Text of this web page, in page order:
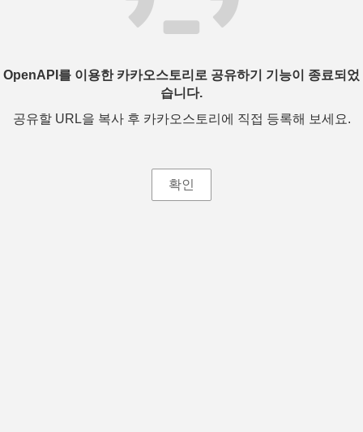
OpenAPI를 이용한 카카오스토리로 공유하기 기능이 종료되었
습니다.
공유할 URL을 복사 후 카카오스토리에 직접 등록해 보세요.
확인